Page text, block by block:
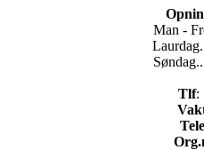
Man -
Tlf: